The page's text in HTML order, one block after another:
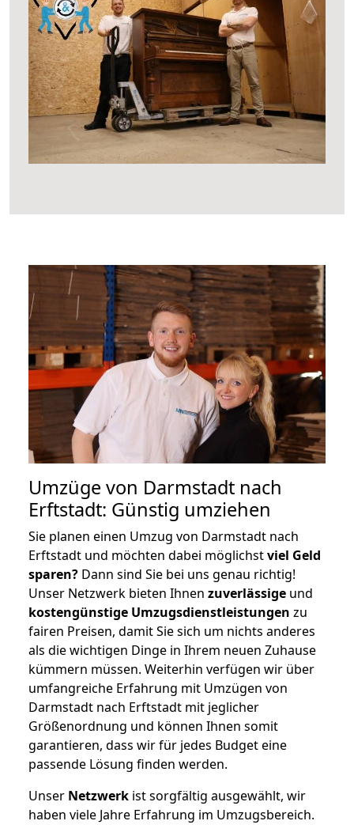
Umzüge von Darmstadt nach
Erftstadt: Günstig umziehen
Sie planen einen Umzug von Darmstadt nach
Erftstadt und möchten dabei möglichstviel Geld
sparen? Dann sind Sie bei uns genau richtig!
Unser Netzwerk bieten Ihnen zuverlässige und
kostengünstige Umzugsdienstleistungen zu
fairen Preisen, damit Sie sich um nichts anderes
als die wichtigen Dinge in Ihrem neuen Zuhause
kümmern müssen. Weiterhin verfügen wir über
umfangreiche Erfahrung mit Umzügen von
Darmstadt nach Erftstadt mit jeglicher
Größenordnung und können Ihnen somit
garantieren, dass wir für jedes Budget eine
passende Lösung finden werden.
Unser Netzwerk ist sorgfältig ausgewählt, wir
haben viele Jahre Erfahrung im Umzugsbereich.